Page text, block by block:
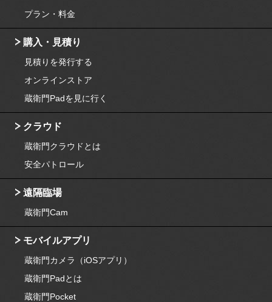
プラン・料金
購入・見積り
見積りを発行する
オンラインストア
蔵衛門Padを見に行く
クラウド
蔵衛門クラウドとは
安全パトロール
遠隔臨場
蔵衛門Cam
モバイルアプリ
蔵衛門カメラ（iOSアプリ）
蔵衛門Padとは
蔵衛門Pocket